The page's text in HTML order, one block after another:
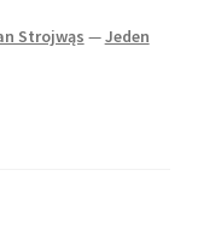
Strojwąs —Jeden